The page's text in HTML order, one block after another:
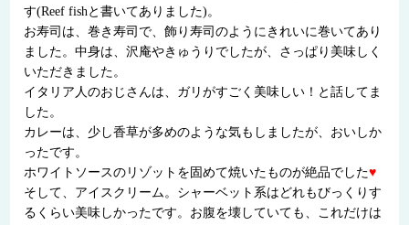
す(Reef fishと書いてありました)。
お寿司は、巻き寿司で、飾り寿司のようにきれいに巻いてあり
ました。中身は、沢庵やきゅうりでしたが、さっぱり美味しく
いただきました。
イタリア人のおじさんは、ガリがすごく美味しい！と話してま
した。
カレーは、少し香草が多めのような気もしましたが、おいしか
ったです。
ホワイトソースのリゾットを固めて焼いたものが絶品でした♥
そして、アイスクリーム。シャーベット系はどれもびっくりす
るくらい美味しかったです。お腹を壊していても、これだけは